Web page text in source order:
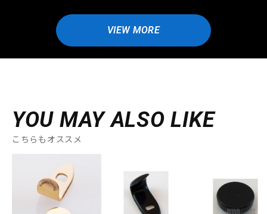
VIEW MORE
YOU MAY ALSO LIKE
こちらもオススメ